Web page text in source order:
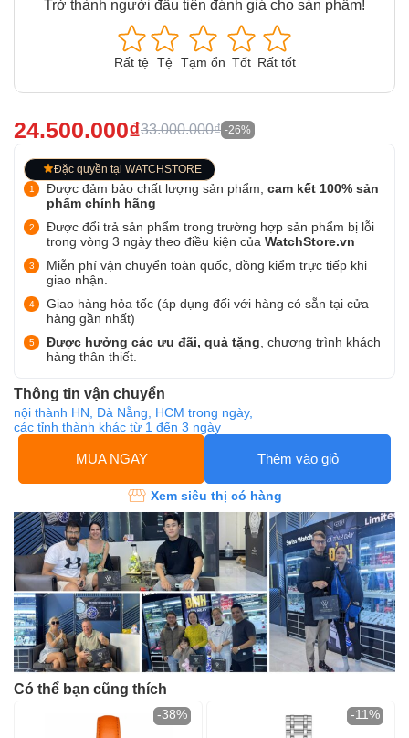
Trở thành người đầu tiên đánh giá cho sản phẩm!
Rất tệ Tệ Tạm ổn Tốt Rất tốt
24.500.000₫33.000.000₫ -26%
Đặc quyền tại WATCHSTORE
Được đảm bảo chất lượng sản phẩm, cam kết 100% sản
phẩm chính hãng
Được đổi trả sản phẩm trong trường hợp sản phẩm bị lỗi
trong vòng 3 ngày theo điều kiện của WatchStore.vn
Miễn phí vận chuyển toàn quốc, đồng kiểm trực tiếp khi
giao nhận.
Giao hàng hỏa tốc (áp dụng đối với hàng có sẵn tại cửa
hàng gần nhất)
Được hưởng các ưu đãi, quà tặng , chương trình khách
hàng thân thiết.
Thông tin vận chuyển
nội thành HN, Đà Nẵng, HCM trong ngày,
các tỉnh thành khác từ 1 đến 3 ngày
MUA NGAY Thêm vào giỏ
Xem siêu thị có hàng
Có thể bạn cũng thích
-38% -11%